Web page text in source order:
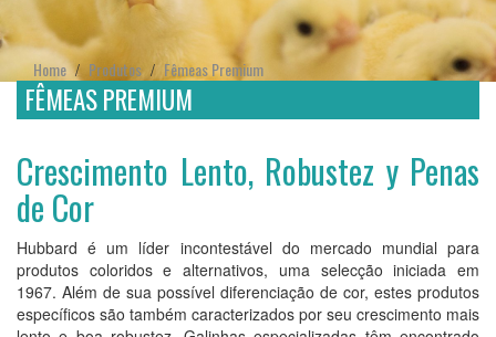
Home/ Produtos/ Fêmeas Premium
FÊMEAS PREMIUM
Crescimento Lento, Robustez y Penas
de Cor
Hubbard é um líder incontestável do mercado mundial para
produtos coloridos e alternativos, uma selecção iniciada em
1967. Além de sua possível diferenciação de cor, estes produtos
específicos são também caracterizados por seu crescimento mais